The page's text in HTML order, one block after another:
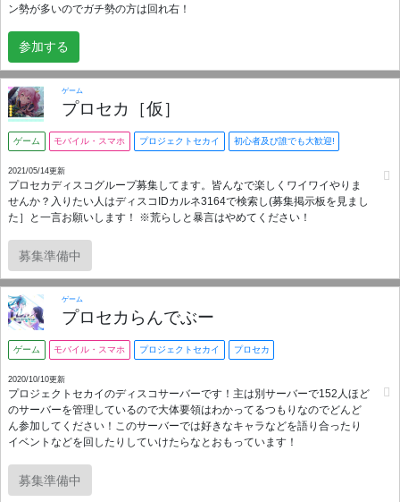
ン勢が多いのでガチ勢の方は回れ右！
参加する
ゲーム
プロセカ［仮］
ゲーム モバイル・スマホ プロジェクトセカイ 初心者及び誰でも大歓迎!
2021/05/14更新
プロセカディスコグループ募集してます。皆んなで楽しくワイワイやりま
せんか？入りたい人はディスコIDカルネ3164で検索し(募集掲示板を見まし
た］と一言お願いします！ ※荒らしと暴言はやめてください！
募集準備中
ゲーム
プロセカらんでぶー
ゲーム モバイル・スマホ プロジェクトセカイ プロセカ
2020/10/10更新
プロジェクトセカイのディスコサーバーです！主は別サーバーで152人ほど
のサーバーを管理しているので大体要領はわかってるつもりなのでどんど
ん参加してください！このサーバーでは好きなキャラなどを語り合ったり
イベントなどを回したりしていけたらなとおもっています！
募集準備中